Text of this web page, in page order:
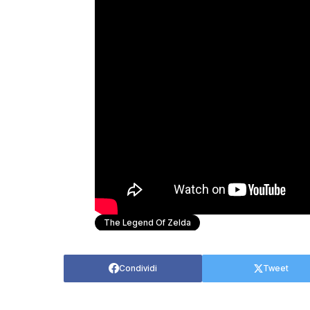
The Legend Of Zelda
Condividi Tweet